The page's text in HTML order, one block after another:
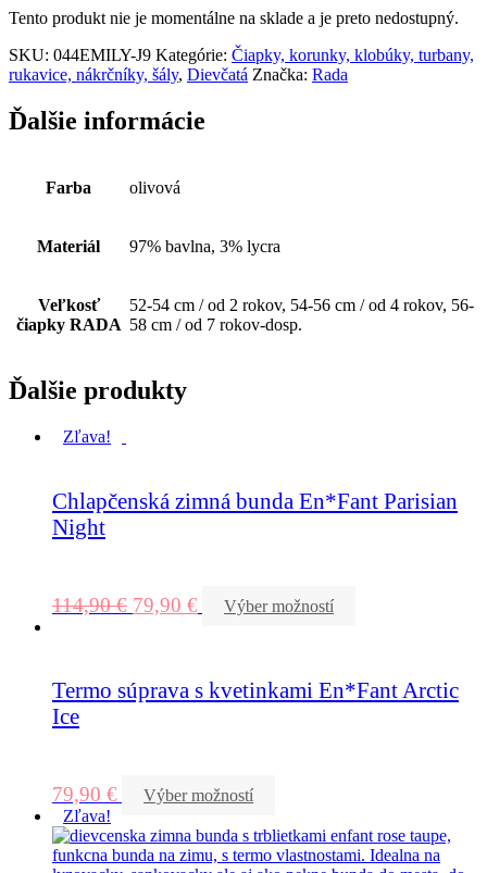
Tento produkt nie je momentálne na sklade a je preto nedostupný.
SKU: 044EMILY-J9 Kategórie: Čiapky, korunky, klobúky, turbany,
rukavice, nákrčníky, šály, Dievčatá Značka: Rada
Ďalšie informácie
Farba olivová
Materiál 97% bavlna, 3% lycra
Veľkosť
čiapky RADA
52-54 cm / od 2 rokov, 54-56 cm / od 4 rokov, 56-
58 cm / od 7 rokov-dosp.
Ďalšie produkty
Zľava!
Chlapčenská zimná bunda En*Fant Parisian
Night
114,90€ 79,90 € Výber možností
Termo súprava s kvetinkami En*Fant Arctic
Ice
79,90 €
Výber možností
Zľava!